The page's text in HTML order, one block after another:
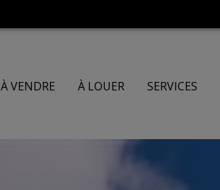
À VENDRE À LOUER SERVICES